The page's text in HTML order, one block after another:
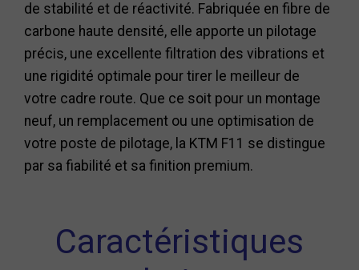
de stabilité et de réactivité. Fabriquée en fibre de
carbone haute densité, elle apporte un pilotage
précis, une excellente filtration des vibrations et
une rigidité optimale pour tirer le meilleur de
votre cadre route. Que ce soit pour un montage
neuf, un remplacement ou une optimisation de
votre poste de pilotage, la KTM F11 se distingue
par sa fiabilité et sa finition premium.
Caractéristiques